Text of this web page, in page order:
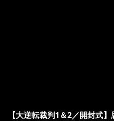
【大逆転裁判1＆2／開封式